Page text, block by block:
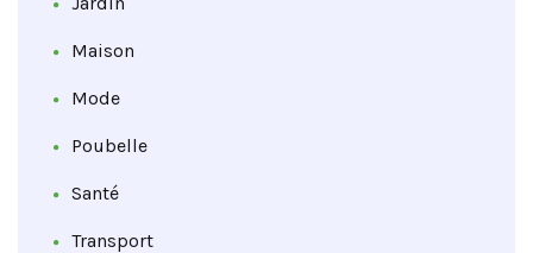
Maison
Mode
Poubelle
Santé
Transport